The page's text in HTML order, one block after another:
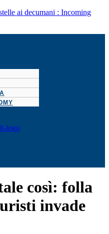
ai decumani : Incoming
così: folla
invade